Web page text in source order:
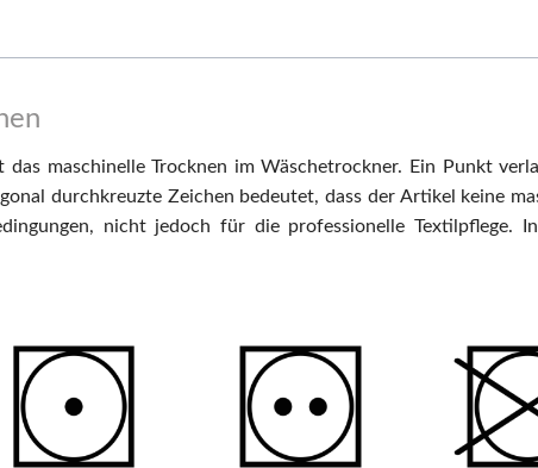
das maschinelle Trocknen im Wäschetrockner. Ein Punkt
durchkreuzte Zeichen bedeutet, dass der Artikel keine
nicht jedoch für die professionelle Textilpflege.